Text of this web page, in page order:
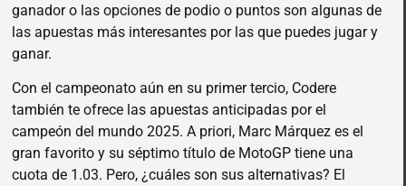
ganador o las opciones de podio o puntos son algunas de
las apuestas más interesantes por las que puedes jugar y
ganar.
Con el campeonato aún en su primer tercio, Codere
también te ofrece las apuestas anticipadas por el
campeón del mundo 2025. A priori, Marc Márquez es el
gran favorito y su séptimo título de MotoGP tiene una
cuota de 1.03. Pero, ¿cuáles son sus alternativas? El